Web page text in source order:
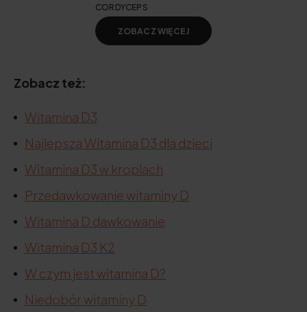
CORDYCEPS
ZOBACZ WIĘCEJ
Zobacz też:
Witamina D3
Najlepsza Witamina D3 dla dzieci
Witamina D3 w kroplach
Przedawkowanie witaminy D
Witamina D dawkowanie
Witamina D3 K2
W czym jest witamina D?
Niedobór witaminy D